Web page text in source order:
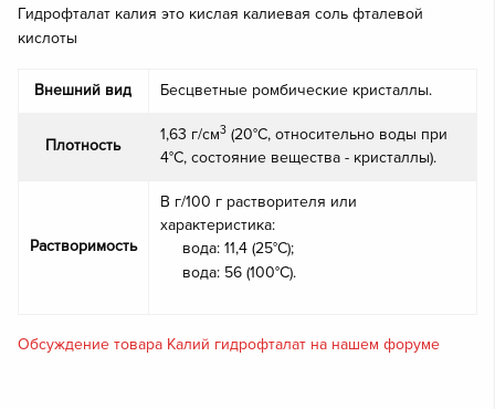
Гидрофталат калия это кислая калиевая соль фталевой
кислоты
Внешний вид Бесцветные ромбические кристаллы.
Плотность
1,63 г/см3(20°C, относительно воды при
4°C, состояние вещества - кристаллы).
Растворимость
В г/100 г растворителя или
характеристика:
вода: 11,4 (25°C);
вода: 56 (100°C).
Обсуждение товара Калий гидрофталат на нашем форуме